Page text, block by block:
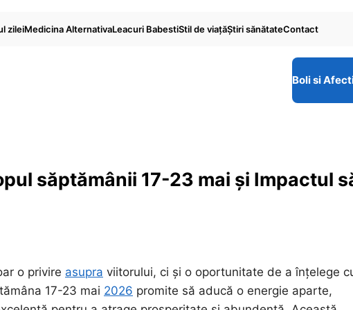
zileiMedicina AlternativaLeacuri BabestiStil de viaţăŞtiri sănătateContact
Boli si
săptămânii 17-23 mai și Impactul
o privire asupra viitorului, ci și o oportunitate de a înțelege
17-23 mai 2026 promite să aducă o energie aparte,